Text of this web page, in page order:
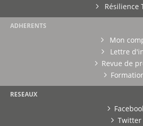
Résilience
ADHERENTS
Mon
Lettre
Revue de
RESEAUX
Twitter